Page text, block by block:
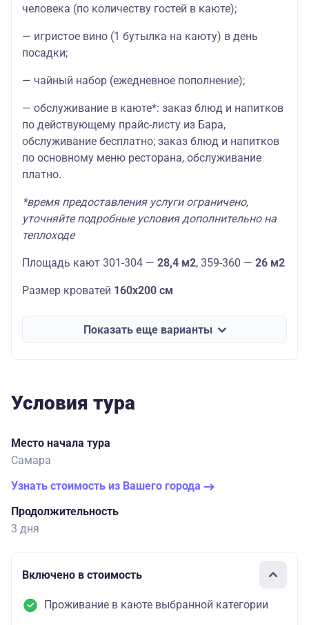
человека (по количеству гостей в каюте);
— игристое вино (1 бутылка на каюту) в день
посадки;
— чайный набор (ежедневное пополнение);
— обслуживание в каюте*: заказ блюд и напитков
по действующему прайс-листу из Бара,
обслуживание бесплатно; заказ блюд и напитков
по основному меню ресторана, обслуживание
платно.
*время предоставления услуги ограничено,
уточняйте подробные условия дополнительно на
теплоходе
Площадь кают 301-304 — 28,4 м2, 359-360 — 26 м2
Размер кроватей 160х200 см
Показать еще варианты
Условия тура
Место начала тура
Самара
Узнать стоимость из Вашего города
Продолжительность
3 дня
Включено в стоимость
Проживание в каюте выбранной категории